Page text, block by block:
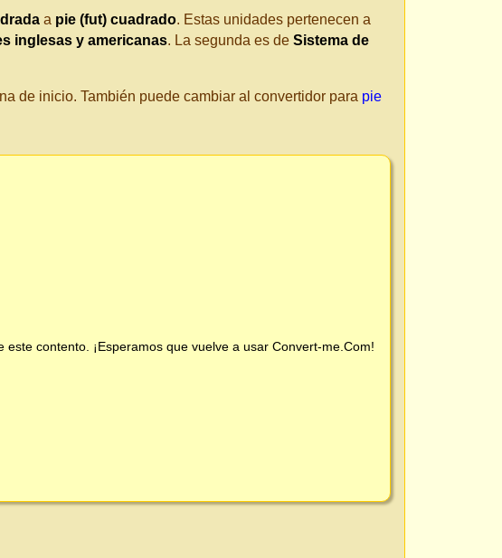
a pie (fut) cuadrado. Estas unidades pertenecen a
inglesas y americanas. La segunda es de Sistema de
de inicio. También puede cambiar al convertidor para pie
contento. ¡Esperamos que vuelve a usar Convert-me.Com!